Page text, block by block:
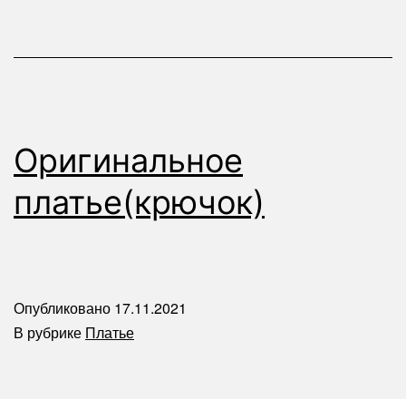
Оригинальное
платье(крючок)
Опубликовано 17.11.2021
В рубрике Платье